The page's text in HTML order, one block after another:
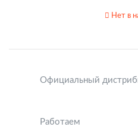
Нет в
Официальный
Работаем